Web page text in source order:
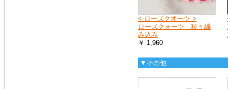
< ローズクオーツ >
ローズクォーツ 粒々編
み込み
￥ 1,960
▼その他